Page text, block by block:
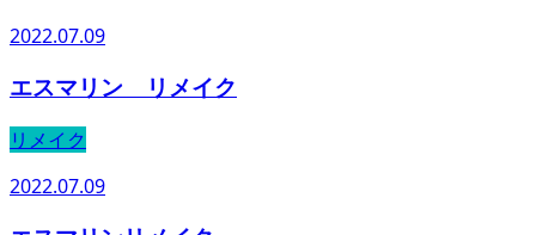
2022.07.09
エスマリン リメイク
リメイク
2022.07.09